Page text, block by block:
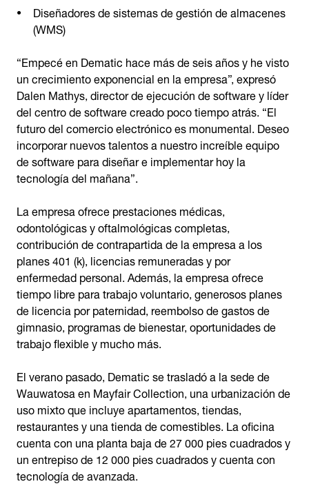
Diseñadores de sistemas de gestión de almacenes
(WMS)
“Empecé en Dematic hace más de seis años y he visto
un crecimiento exponencial en la empresa”, expresó
Dalen Mathys, director de ejecución de software y líder
del centro de software creado poco tiempo atrás. “El
futuro del comercio electrónico es monumental. Deseo
incorporar nuevos talentos a nuestro increíble equipo
de software para diseñar e implementar hoy la
tecnología del mañana”.
La empresa ofrece prestaciones médicas,
odontológicas y oftalmológicas completas,
contribución de contrapartida de la empresa a los
planes 401 (k), licencias remuneradas y por
enfermedad personal. Además, la empresa ofrece
tiempo libre para trabajo voluntario, generosos planes
de licencia por paternidad, reembolso de gastos de
gimnasio, programas de bienestar, oportunidades de
trabajo flexible y mucho más.
El verano pasado, Dematic se trasladó a la sede de
Wauwatosa en Mayfair Collection, una urbanización de
uso mixto que incluye apartamentos, tiendas,
restaurantes y una tienda de comestibles. La oficina
cuenta con una planta baja de 27 000 pies cuadrados y
un entrepiso de 12 000 pies cuadrados y cuenta con
tecnología de avanzada.